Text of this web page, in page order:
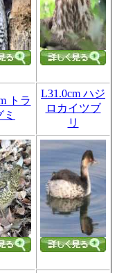
トラ
ミ
L31.0cm ハジ
ロカイツブ
リ